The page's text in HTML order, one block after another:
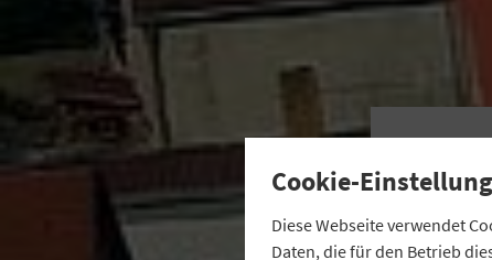
Cookie-
Diese Webseite verwendet
Daten, die für den Betrieb